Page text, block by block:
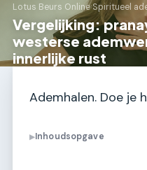
Lotus Beurs Online›Spiritueel
Vergelijking:
westerse
innerlijke rust
Ademhalen. Doe je
▶Inhoudsopgave